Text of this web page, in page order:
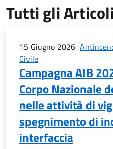
Tutti gli Articoli
15 Giugno 2026
Civile
Campagna AIB
Corpo Nazionale
nelle attività di
spegnimento di
interfaccia